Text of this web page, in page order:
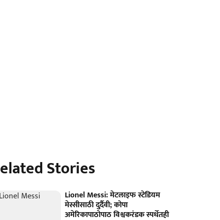
Stories
Lionel Messi: मेटलाइफ स्टेडियम
मेस्सीसाठी दुर्दैवी; कोपा
अमेरिकापाठोपाठ विश्वकरंडक स्पर्धेतही